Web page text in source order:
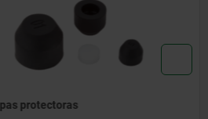
de presión de neopreno